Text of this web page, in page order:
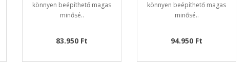
könnyen beépíthető magas
minősé..
83.950 Ft
könnyen beépíthető magas
minősé..
94.950 Ft